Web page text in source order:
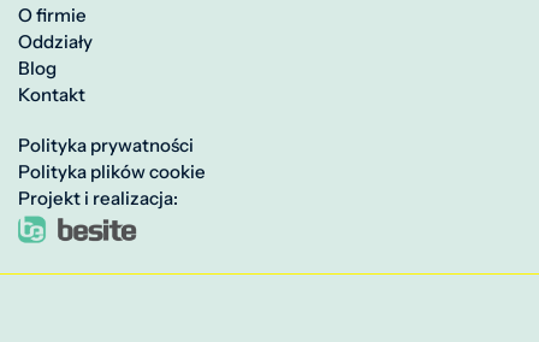
O firmie
Oddziały
Blog
Kontakt
Polityka prywatności
Polityka plików cookie
Projekt i realizacja: